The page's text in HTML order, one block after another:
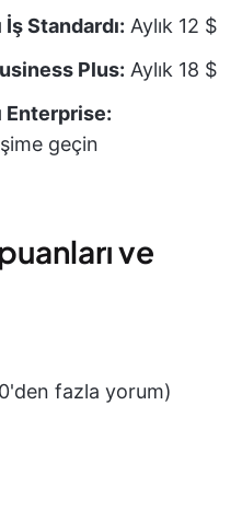
İş Standardı: Aylık 12 $
Plus: Aylık 18 $
Enterprise:
geçin
ve
fazla yorum)